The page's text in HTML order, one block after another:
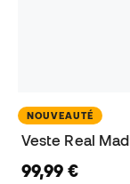
NOUVEAUTÉ
Veste Real
99,99 €